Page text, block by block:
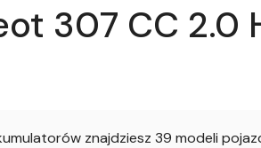
307 CC 2.0
znajdziesz 39 modeli